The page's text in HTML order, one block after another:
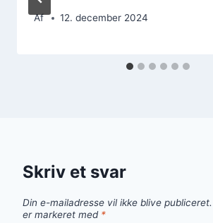
Af 12. december 2024
Skriv et svar
Din e-mailadresse vil ikke blive publiceret.
er markeret med *